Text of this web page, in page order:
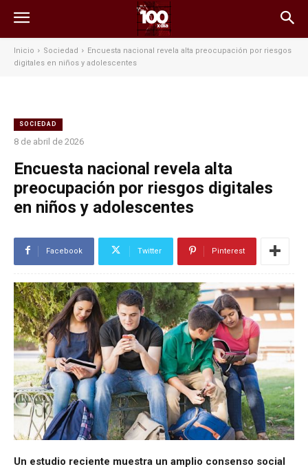
Inicio Sociedad
Encuesta nacional revela alta preocupación por riesgos
digitales en niños y adolescentes
SOCIEDAD
8 de abril de 2026
Encuesta nacional revela alta
preocupación por riesgos digitales
en niños y adolescentes
Facebook Twitter Pinterest
Un estudio reciente muestra un amplio consenso social